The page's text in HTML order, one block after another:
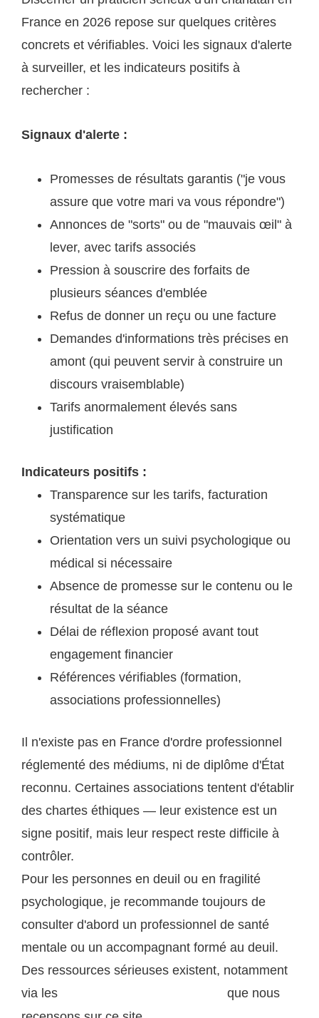
France en 2026 repose sur quelques critères
concrets et vérifiables. Voici les signaux d'alerte
à surveiller, et les indicateurs positifs à
rechercher :
Signaux d'alerte :
Promesses de résultats garantis ("je vous
assure que votre mari va vous répondre")
Annonces de "sorts" ou de "mauvais œil" à
lever, avec tarifs associés
Pression à souscrire des forfaits de
plusieurs séances d'emblée
Refus de donner un reçu ou une facture
Demandes d'informations très précises en
amont (qui peuvent servir à construire un
discours vraisemblable)
Tarifs anormalement élevés sans
justification
Indicateurs positifs :
Transparence sur les tarifs, facturation
systématique
Orientation vers un suivi psychologique ou
médical si nécessaire
Absence de promesse sur le contenu ou le
résultat de la séance
Délai de réflexion proposé avant tout
engagement financier
Références vérifiables (formation,
associations professionnelles)
Il n'existe pas en France d'ordre professionnel
réglementé des médiums, ni de diplôme d'État
reconnu. Certaines associations tentent d'établir
des chartes éthiques — leur existence est un
signe positif, mais leur respect reste difficile à
contrôler.
Pour les personnes en deuil ou en fragilité
psychologique, je recommande toujours de
consulter d'abord un professionnel de santé
mentale ou un accompagnant formé au deuil.
Des ressources sérieuses existent, notamment
via les
que nous